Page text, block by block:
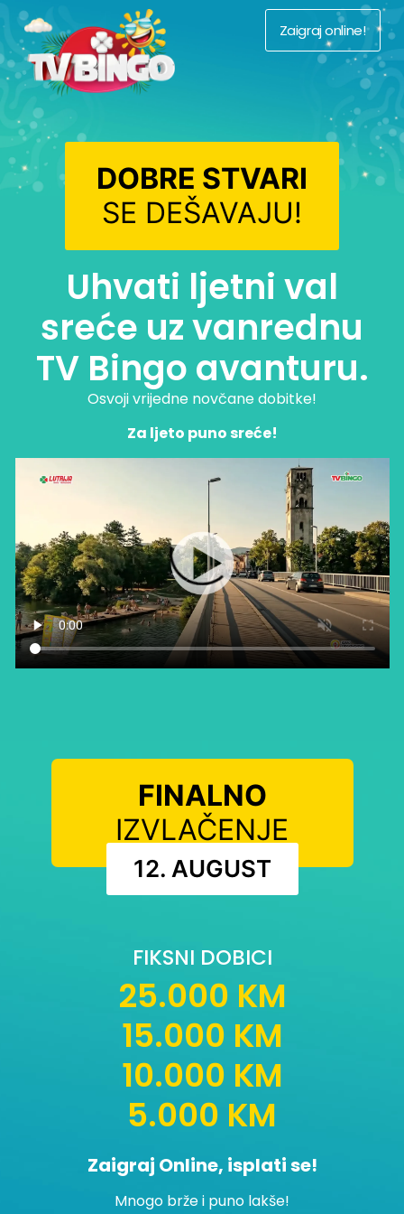
Zaigraj online!
DOBRE STVARI
SE DEŠAVAJU!
Uhvati ljetni val
sreće uz vanrednu
TV Bingo avanturu.
Osvoji vrijedne novčane dobitke!
Za ljeto puno sreće!
FINALNO
IZVLAČENJE
12. AUGUST
FIKSNI DOBICI
25.000 KM
15.000 KM
10.000 KM
5.000 KM
Zaigraj Online, isplati se!
Mnogo brže i puno lakše!